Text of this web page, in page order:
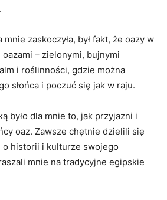
zaskoczyła, był fakt, ​że⁣ oazy w
– zielonymi, ​bujnymi
i roślinności, gdzie można
słońca i poczuć się ‍jak ⁤w raju.
było dla mnie to, jak ​przyjazni i
oaz. Zawsze chętnie dzielili się
o historii i kulturze swojego
mnie na tradycyjne egipskie